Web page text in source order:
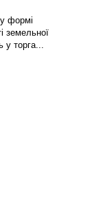
формі
земельної
у торга...